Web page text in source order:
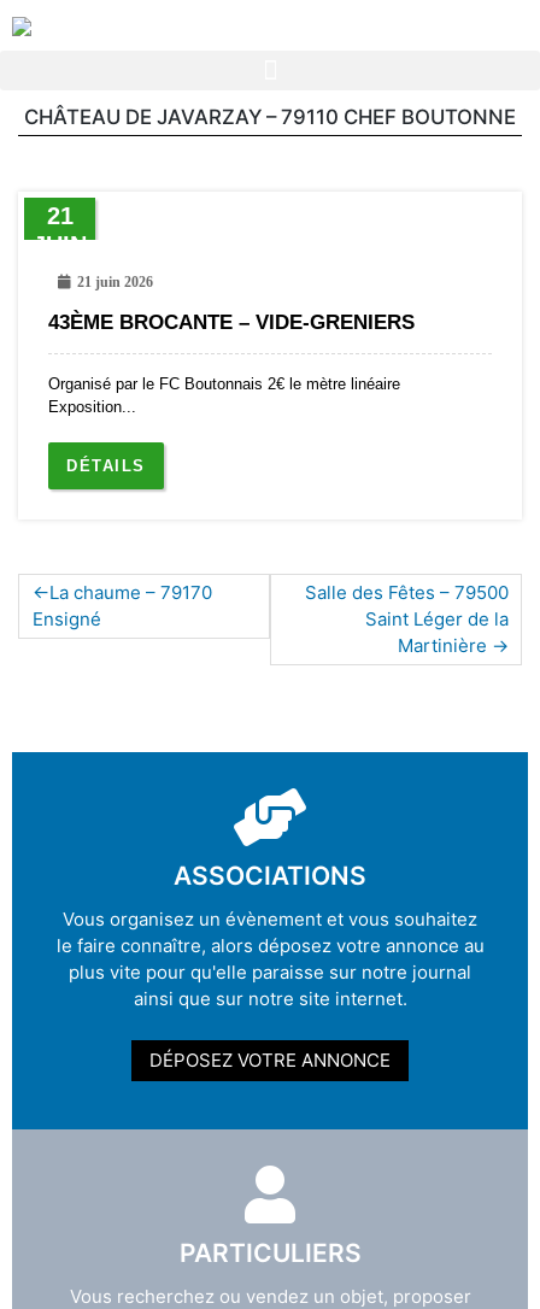
CHÂTEAU DE JAVARZAY – 79110 CHEF BOUTONNE
21
JUIN
21 juin 2026
43ÈME BROCANTE – VIDE-GRENIERS
Organisé par le FC Boutonnais 2€ le mètre linéaire
Exposition...
DÉTAILS
La chaume – 79170
Ensigné
Salle des Fêtes – 79500
Saint Léger de la
Martinière
ASSOCIATIONS
Vous organisez un évènement et vous souhaitez
le faire connaître, alors déposez votre annonce au
plus vite pour qu'elle paraisse sur notre journal
ainsi que sur notre site internet.
DÉPOSEZ VOTRE ANNONCE
PARTICULIERS
Vous recherchez ou vendez un objet, proposer